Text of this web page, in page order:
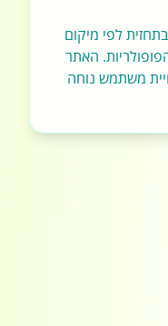
לפי מיקום
האתר
משתמש נוחה